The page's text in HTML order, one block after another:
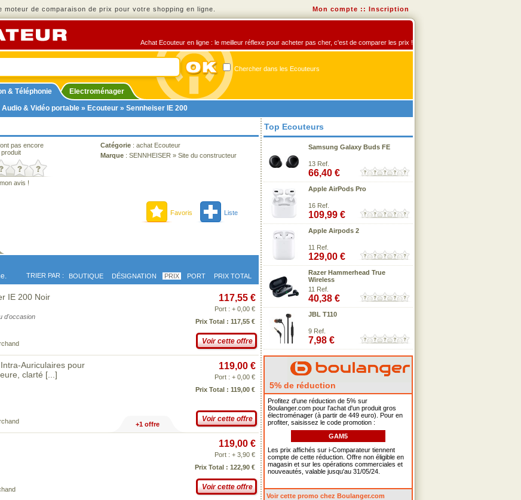
moteur de comparaison de prix pour votre shopping en ligne. Mon compte :: Inscription
Achat Ecouteur en ligne : le meilleur réflexe pour acheter pas cher, c'est de comparer les prix !
Chercher dans les Ecouteurs
& Téléphonie
Electroménager
Audio & Vidéo portable » Ecouteur » Sennheiser IE 200
pas encore
avis !
Catégorie : achat Ecouteur
Marque : SENNHEISER » Site du constructeur
Favoris Liste
TRIER PAR : BOUTIQUE DÉSIGNATION PRIX PORT PRIX TOTAL
IE 200 Noir
d'occasion
117,55 €
Port : + 0,00 €
Prix Total : 117,55 €
Voir cette offre
Auriculaires pour
clarté [...]
119,00 €
Port : + 0,00 €
Prix Total : 119,00 €
Voir cette offre
+1 offre
119,00 €
Port : + 3,90 €
Prix Total : 122,90 €
Voir cette offre
Top Ecouteurs
Samsung Galaxy Buds FE
13 Ref.
66,40 €
Apple AirPods Pro
16 Ref.
109,99 €
Apple Airpods 2
11 Ref.
129,00 €
Razer Hammerhead True
Wireless
11 Ref.
40,38 €
JBL T110
9 Ref.
7,98 €
5% de réduction
Profitez d'une réduction de 5% sur
Boulanger.com pour l'achat d'un produit gros
électroménager (à partir de 449 euro). Pour en
profiter, saisissez le code promotion :
GAM5
Les prix affichés sur i-Comparateur tiennent
compte de cette réduction. Offre non éligible en
magasin et sur les opérations commerciales et
nouveautés, valable jusqu'au 31/05/24.
Voir cette promo chez Boulanger.com